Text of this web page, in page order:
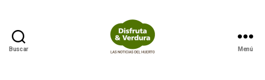
Buscar Menú